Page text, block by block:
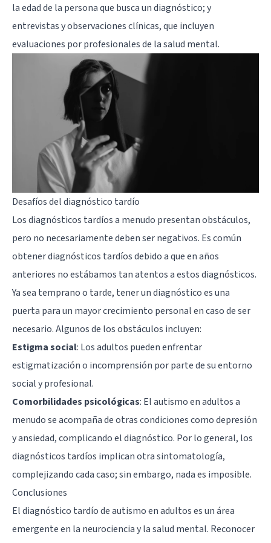
la edad de la persona que busca un diagnóstico; y
entrevistas y observaciones clínicas, que incluyen
evaluaciones por profesionales de la salud mental.
Desafíos del diagnóstico tardío
Los diagnósticos tardíos a menudo presentan obstáculos,
pero no necesariamente deben ser negativos. Es común
obtener diagnósticos tardíos debido a que en años
anteriores no estábamos tan atentos a estos diagnósticos.
Ya sea temprano o tarde, tener un diagnóstico es una
puerta para un mayor crecimiento personal en caso de ser
necesario. Algunos de los obstáculos incluyen:
Estigma social: Los adultos pueden enfrentar
estigmatización o incomprensión por parte de su entorno
social y profesional.
Comorbilidades psicológicas: El autismo en adultos a
menudo se acompaña de otras condiciones como depresión
y ansiedad, complicando el diagnóstico. Por lo general, los
diagnósticos tardíos implican otra sintomatología,
complejizando cada caso; sin embargo, nada es imposible.
Conclusiones
El diagnóstico tardío de autismo en adultos es un área
emergente en la neurociencia y la salud mental. Reconocer